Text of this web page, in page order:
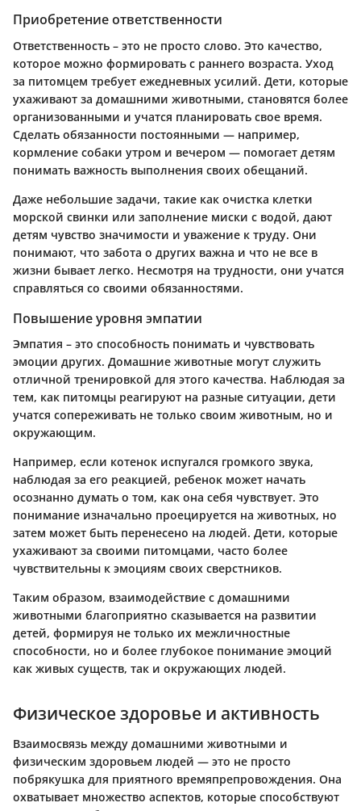
Приобретение ответственности
Ответственность – это не просто слово. Это качество,
которое можно формировать с раннего возраста. Уход
за питомцем требует ежедневных усилий. Дети, которые
ухаживают за домашними животными, становятся более
организованными и учатся планировать свое время.
Сделать обязанности постоянными — например,
кормление собаки утром и вечером — помогает детям
понимать важность выполнения своих обещаний.
Даже небольшие задачи, такие как очистка клетки
морской свинки или заполнение миски с водой, дают
детям чувство значимости и уважение к труду. Они
понимают, что забота о других важна и что не все в
жизни бывает легко. Несмотря на трудности, они учатся
справляться со своими обязанностями.
Повышение уровня эмпатии
Эмпатия – это способность понимать и чувствовать
эмоции других. Домашние животные могут служить
отличной тренировкой для этого качества. Наблюдая за
тем, как питомцы реагируют на разные ситуации, дети
учатся сопереживать не только своим животным, но и
окружающим.
Например, если котенок испугался громкого звука,
наблюдая за его реакцией, ребенок может начать
осознанно думать о том, как она себя чувствует. Это
понимание изначально проецируется на животных, но
затем может быть перенесено на людей. Дети, которые
ухаживают за своими питомцами, часто более
чувствительны к эмоциям своих сверстников.
Таким образом, взаимодействие с домашними
животными благоприятно сказывается на развитии
детей, формируя не только их межличностные
способности, но и более глубокое понимание эмоций
как живых существ, так и окружающих людей.
Физическое здоровье и активность
Взаимосвязь между домашними животными и
физическим здоровьем людей — это не просто
побрякушка для приятного времяпрепровождения. Она
охватывает множество аспектов, которые способствуют